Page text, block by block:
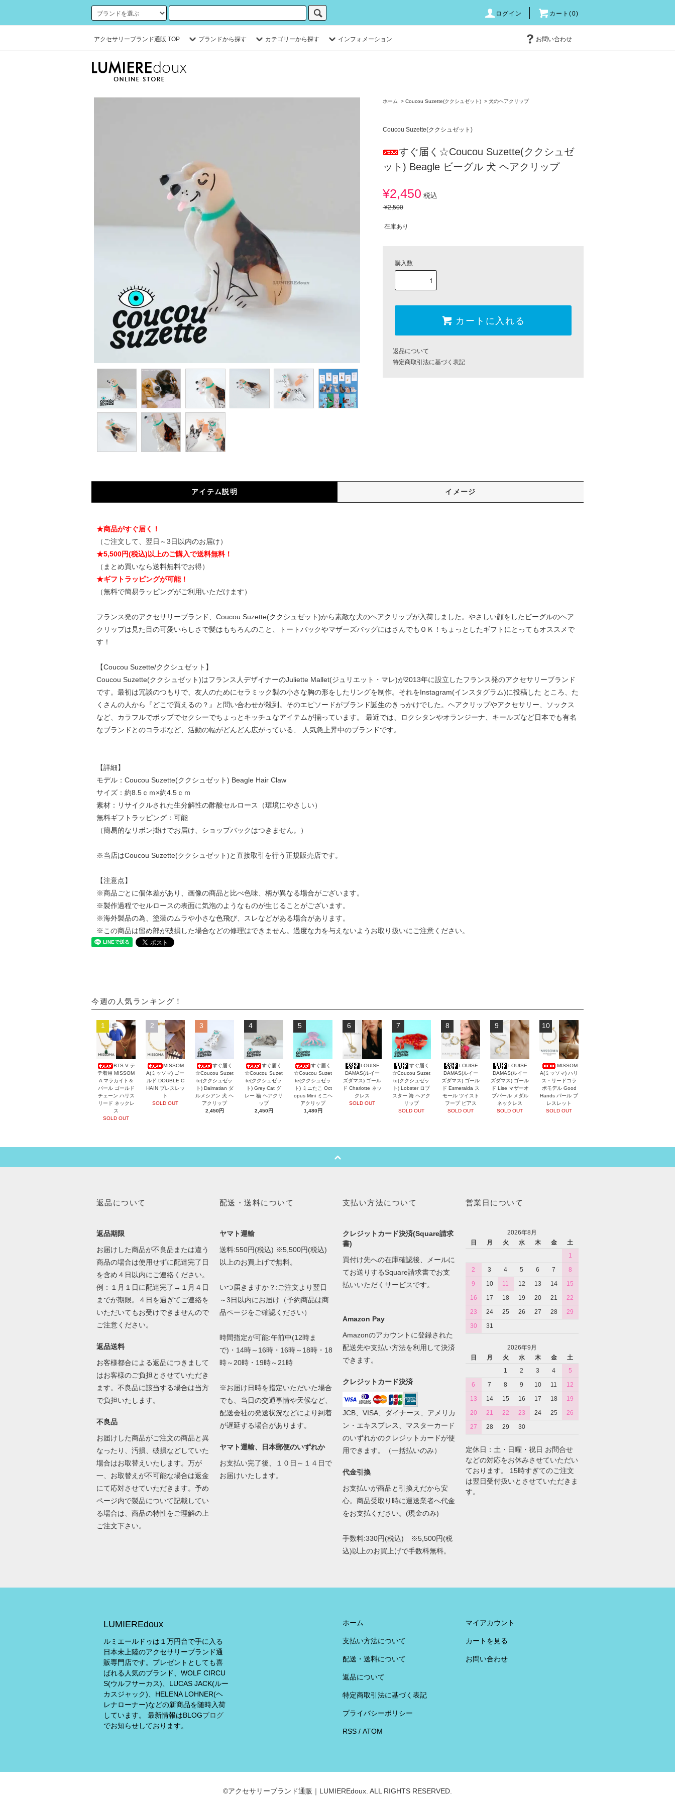
ログイン カート(0)
アクセサリーブランド通販 TOP ブランドから探す カテゴリーから探す インフォメーション お問い合わせ
ホーム > Coucou Suzette(ククシュゼット) > 犬のヘアクリップ
Coucou Suzette(ククシュゼット)
すぐ届く☆Coucou Suzette(ククシュゼ
ット) Beagle ビーグル 犬 ヘアクリップ
¥2,450 税込
¥2,500
在庫あり
購入数
カートに入れる
返品について
特定商取引法に基づく表記
アイテム説明 イメージ
★商品がすぐ届く！
（ご注文して、翌日～3日以内のお届け）
★5,500円(税込)以上のご購入で送料無料！
（まとめ買いなら送料無料でお得）
★ギフトラッピングが可能！
（無料で簡易ラッピングがご利用いただけます）
フランス発のアクセサリーブランド、Coucou Suzette(ククシュゼット)から素敵な犬のヘアクリップが入荷しました。やさしい顔をしたビーグルのヘア
クリップは見た目の可愛いらしさで髪はもちろんのこと、トートバックやマザーズバッグにはさんでもＯＫ！ちょっとしたギフトにとってもオススメで
す！
【Coucou Suzette/ククシュゼット】
Coucou Suzette(ククシュゼット)はフランス人デザイナーのJuliette Mallet(ジュリエット・マレ)が2013年に設立したフランス発のアクセサリーブランド
です。最初は冗談のつもりで、友人のためにセラミック製の小さな胸の形をしたリングを制作。それをInstagram(インスタグラム)に投稿した ところ、た
くさんの人から『どこで買えるの？』と問い合わせが殺到。そのエピソードがブランド誕生のきっかけでした。ヘアクリップやアクセサリー、ソックス
など、カラフルでポップでセクシーでちょっとキッチュなアイテムが揃っています。 最近では、ロクシタンやオランジーナ、キールズなど日本でも有名
なブランドとのコラボなど、活動の幅がどんどん広がっている、 人気急上昇中のブランドです。
【詳細】
モデル：Coucou Suzette(ククシュゼット) Beagle Hair Claw
サイズ：約8.5ｃｍ×約4.5ｃｍ
素材：リサイクルされた生分解性の酢酸セルロース（環境にやさしい）
無料ギフトラッピング：可能
（簡易的なリボン掛けでお届け、ショップバックはつきません。）
※当店はCoucou Suzette(ククシュゼット)と直接取引を行う正規販売店です。
【注意点】
※商品ごとに個体差があり、画像の商品と比べ色味、柄が異なる場合がございます。
※製作過程でセルロースの表面に気泡のようなものが生じることがございます。
※海外製品の為、塗装のムラや小さな色飛び、スレなどがある場合があります。
※この商品は留め部が破損した場合などの修理はできません。過度な力を与えないようお取り扱いにご注意ください。
今週の人気ランキング！
1
BTS V テ
テ着用 MISSOM
A マラカイト＆
パール ゴールド
チェーン ハリス
リード ネックレ
ス
SOLD OUT
2
MISSOM
A(ミッソマ) ゴー
ルド DOUBLE C
HAIN ブレスレッ
ト
SOLD OUT
3
すぐ届く
☆Coucou Suzet
te(ククシュゼッ
ト) Dalmatian ダ
ルメシアン 犬 ヘ
アクリップ
2,450円
4
すぐ届く
☆Coucou Suzet
te(ククシュゼッ
ト) Grey Cat グ
レー 猫 ヘアクリ
ップ
2,450円
5
すぐ届く
☆Coucou Suzet
te(ククシュゼッ
ト) ミニたこ Oct
opus Mini ミニヘ
アクリップ
1,480円
6
LOUISE
DAMAS(ルイー
ズダマス) ゴール
ド Charlotte ネッ
クレス
SOLD OUT
7
すぐ届く
☆Coucou Suzet
te(ククシュゼッ
ト) Lobster ロブ
スター 海 ヘアク
リップ
SOLD OUT
8
LOUISE
DAMAS(ルイー
ズダマス) ゴール
ド Esmeralda ス
モール ツイスト
フープ ピアス
SOLD OUT
9
LOUISE
DAMAS(ルイー
ズダマス) ゴール
ド Lise マザーオ
ブパール メダル
ネックレス
SOLD OUT
10
MISSOM
A(ミッソマ) ハリ
ス・リードコラ
ボモデル Good
Hands パール ブ
レスレット
SOLD OUT
返品について
返品期限
お届けした商品が不良品または違う
商品の場合は使用せずに配達完了日
を含め４日以内にご連絡ください。
例：１月１日に配達完了→１月４日
までが期限。４日を過ぎてご連絡を
いただいてもお受けできませんので
ご注意ください。
返品送料
お客様都合による返品につきまして
はお客様のご負担とさせていただき
ます。不良品に該当する場合は当方
で負担いたします。
不良品
お届けした商品がご注文の商品と異
なったり、汚損、破損などしていた
場合はお取替えいたします。万が
一、お取替えが不可能な場合は返金
にて応対させていただきます。予め
ページ内で製品について記載してい
る場合は、商品の特性をご理解の上
ご注文下さい。
配送・送料について
ヤマト運輸
送料:550円(税込) ※5,500円(税込)
以上のお買上げで無料。
いつ届きますか？:ご注文より翌日
～3日以内にお届け（予約商品は商
品ページをご確認ください）
時間指定が可能:午前中(12時ま
で)・14時～16時・16時～18時・18
時～20時・19時～21時
※お届け日時を指定いただいた場合
でも、当日の交通事情や天候など、
配送会社の発送状況などにより到着
が遅延する場合があります。
ヤマト運輸、日本郵便のいずれか
お支払い完了後、１０日～１４日で
お届けいたします。
支払い方法について
クレジットカード決済(Square請求
書)
買付け先への在庫確認後、メールに
てお送りするSquare請求書でお支
払いいただくサービスです。
Amazon Pay
Amazonのアカウントに登録された
配送先や支払い方法を利用して決済
できます。
クレジットカード決済
JCB、VISA、ダイナース、アメリカ
ン・エキスプレス、マスターカード
のいずれかのクレジットカードが使
用できます。（一括払いのみ）
代金引換
お支払いが商品と引換えだから安
心。商品受取り時に運送業者へ代金
をお支払ください。(現金のみ)
手数料:330円(税込) ※5,500円(税
込)以上のお買上げで手数料無料。
営業日について
2026年8月
日
月 火 水 木 金
土
1
2
3 4 5 6 7
8
9
10 11 12 13 14
15
16
17 18 19 20 21
22
23
24 25 26 27 28
29
30
31
2026年9月
日
月 火 水 木 金
土
1
2 3 4
5
6
7 8 9 10 11
12
13
14 15 16 17 18
19
20
21 22 23 24 25
26
27
28 29 30
定休日：土・日曜・祝日 お問合せ
などの対応をお休みさせていただい
ております。 15時すぎてのご注文
は翌日受付扱いとさせていただきま
す。
LUMIEREdoux
ルミエールドゥは１万円台で手に入る
日本未上陸のアクセサリーブランド通
販専門店です。プレゼントとしても喜
ばれる人気のブランド、WOLF CIRCU
S(ウルフサーカス)、LUCAS JACK(ルー
カスジャック)、HELENA LOHNER(ヘ
レナローナー)などの新商品を随時入荷
しています。 最新情報はBLOGブログ
でお知らせしております。
ホーム
支払い方法について
配送・送料について
返品について
特定商取引法に基づく表記
プライバシーポリシー
RSS/ ATOM
マイアカウント
カートを見る
お問い合わせ
©アクセサリーブランド通販｜LUMIEREdoux. ALL RIGHTS RESERVED.